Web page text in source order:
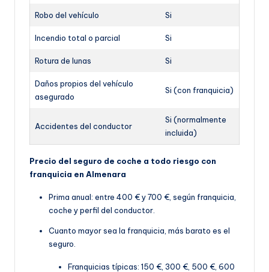
Robo del vehículo Si
Incendio total o parcial Si
Rotura de lunas Si
Daños propios del vehículo
asegurado
Si (con franquicia)
Accidentes del conductor
Si (normalmente
incluida)
Precio del seguro de coche a todo riesgo con
franquicia en Almenara
Prima anual: entre 400 € y 700 €, según franquicia,
coche y perfil del conductor.
Cuanto mayor sea la franquicia, más barato es el
seguro.
Franquicias típicas: 150 €, 300 €, 500 €, 600